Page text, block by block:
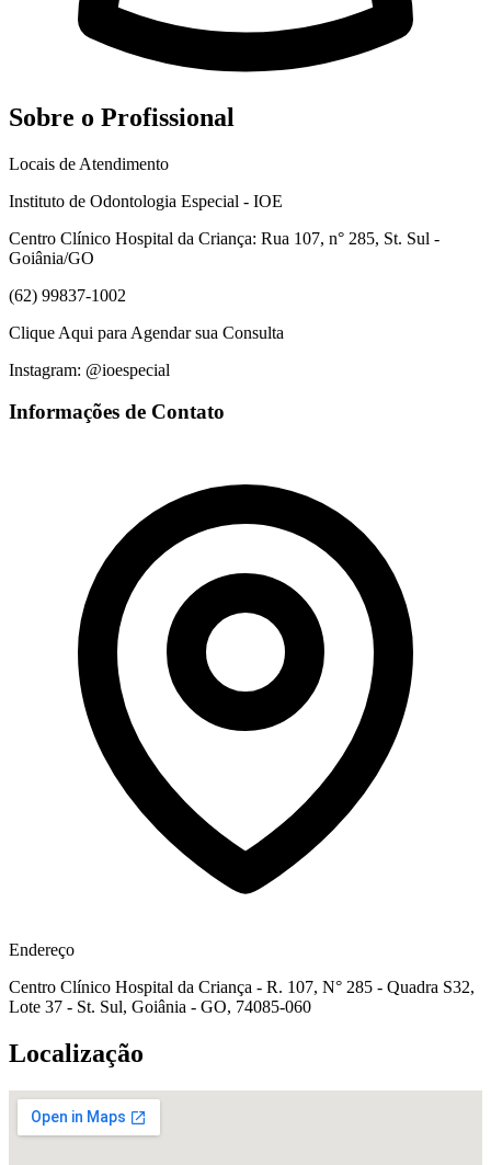
Sobre o Profissional
Locais de Atendimento
Instituto de Odontologia Especial - IOE
Centro Clínico Hospital da Criança: Rua 107, n° 285, St. Sul -
Goiânia/GO
​(62) 99837-1002
Clique Aqui para Agendar sua Consulta
Instagram: @ioespecial
Informações de Contato
Endereço
Centro Clínico Hospital da Criança - R. 107, N° 285 - Quadra S32,
Lote 37 - St. Sul, Goiânia - GO, 74085-060
Localização